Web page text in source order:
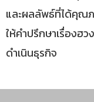
และผลลัพธ์ที่ได้คุณ
ให้คำปรึกษาเรื่องฮ
ดำเนินธุรกิจ